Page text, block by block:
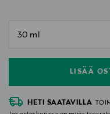
LISÄÄ
null
HETI SAATAVILLA